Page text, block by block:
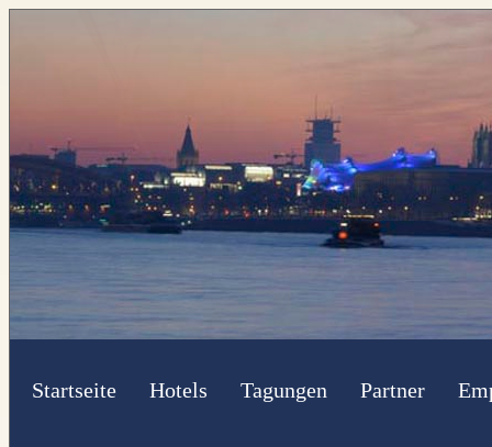
Startseite Hotels Tagungen Partner